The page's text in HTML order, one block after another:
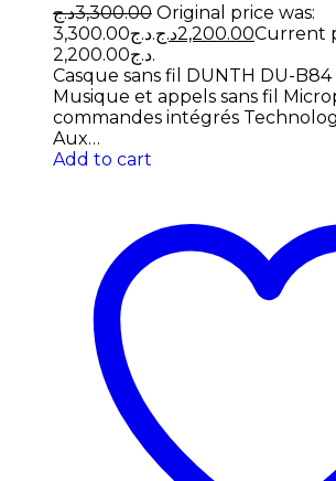
3,300.00د.ج
Original price was:
3,300.00د.ج.
2,200.00د.ج
Current
2,200.00د.ج.
Casque sans fil DUNTH DU-B84
Musique et appels sans fil
commandes intégrés
Aux…
Add to cart